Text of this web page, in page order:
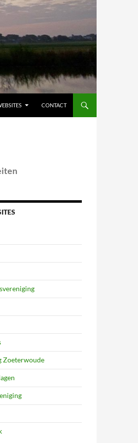
CONTACT
Zoeterwoude